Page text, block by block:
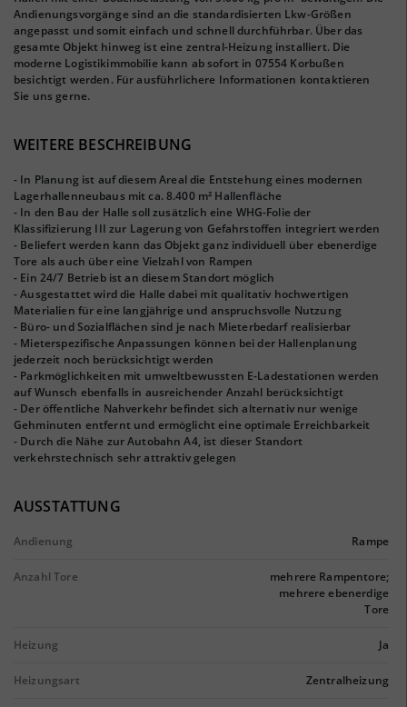
Andienungsvorgänge sind an die standardisierten Lkw-Größen
angepasst und somit einfach und schnell durchführbar. Über das
gesamte Objekt hinweg ist eine zentral-Heizung installiert. Die
moderne Logistikimmobilie kann ab sofort in 07554 Korbußen
besichtigt werden. Für ausführlichere Informationen kontaktieren
Sie uns gerne.
WEITERE BESCHREIBUNG
- In Planung ist auf diesem Areal die Entstehung eines modernen
Lagerhallenneubaus mit ca. 8.400 m² Hallenfläche
- In den Bau der Halle soll zusätzlich eine WHG-Folie der
Klassifizierung III zur Lagerung von Gefahrstoffen integriert werden
- Beliefert werden kann das Objekt ganz individuell über ebenerdige
Tore als auch über eine Vielzahl von Rampen
- Ein 24/7 Betrieb ist an diesem Standort möglich
- Ausgestattet wird die Halle dabei mit qualitativ hochwertigen
Materialien für eine langjährige und anspruchsvolle Nutzung
- Büro- und Sozialflächen sind je nach Mieterbedarf realisierbar
- Mieterspezifische Anpassungen können bei der Hallenplanung
jederzeit noch berücksichtigt werden
- Parkmöglichkeiten mit umweltbewussten E-Ladestationen werden
auf Wunsch ebenfalls in ausreichender Anzahl berücksichtigt
- Der öffentliche Nahverkehr befindet sich alternativ nur wenige
Gehminuten entfernt und ermöglicht eine optimale Erreichbarkeit
- Durch die Nähe zur Autobahn A4, ist dieser Standort
verkehrstechnisch sehr attraktiv gelegen
AUSSTATTUNG
Andienung Rampe
Anzahl Tore
mehrere Rampentore;
mehrere ebenerdige
Tore
Heizung Ja
Heizungsart Zentralheizung